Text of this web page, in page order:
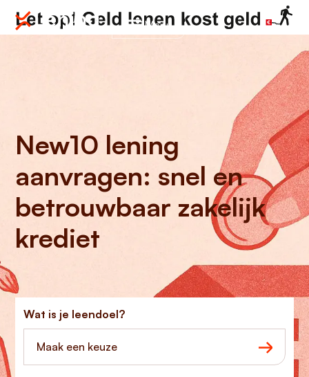
Menu
New10 lening
aanvragen: snel en
betrouwbaar zakelijk
krediet
Wat is je leendoel?
Maak een keuze